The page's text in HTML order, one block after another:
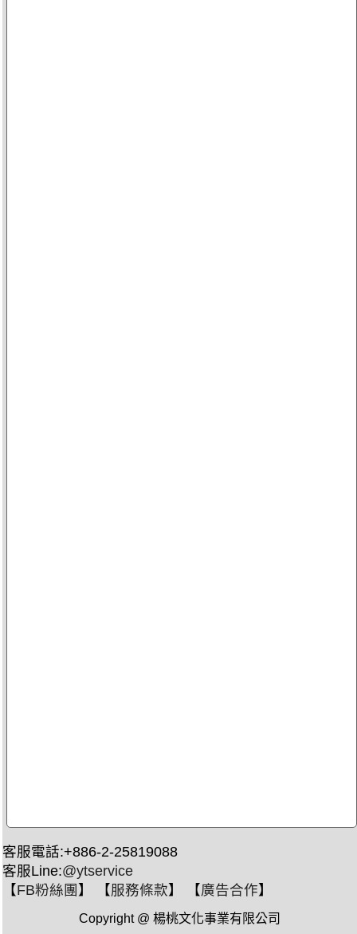
客服電話:+886-2-25819088
客服Line:@ytservice
【FB粉絲團 】 【服務條款】 【廣告合作】
Copyright @ 楊桃文化事業有限公司